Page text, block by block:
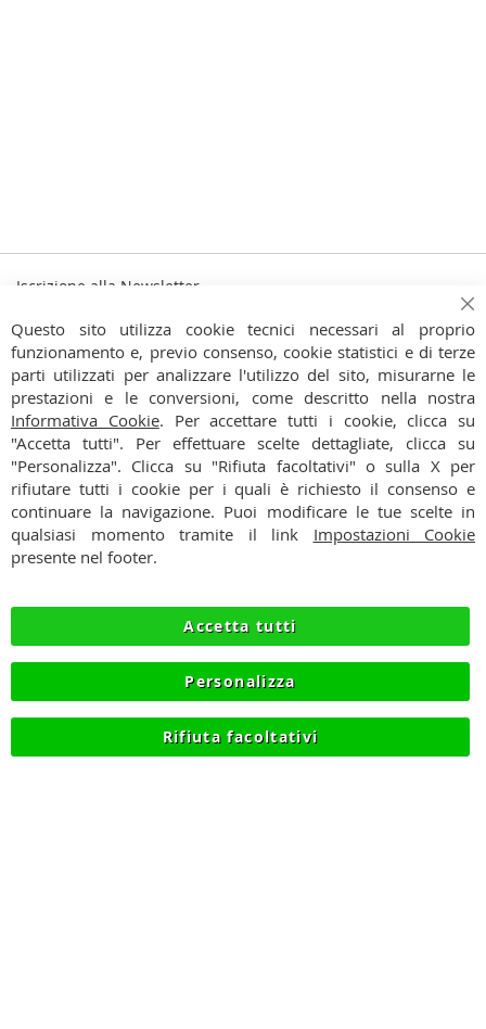
Iscrizione alla Newsletter
alla
nostra
Newsletter:
Iscriviti
Ho preso visione dell'Informativa Privacy
CONTATTI
CONDIZIONI
PAGAMENTI
PRIVACY
RECESSO
COOKIE
© 2012-2026 NIKMART.IT - P.IVA IT03420740130 - TEL
Questo sito utilizza cookie tecnici necessari al proprio
funzionamento e, previo consenso, cookie statistici e di terze
parti utilizzati per analizzare l'utilizzo del sito, misurarne le
prestazioni e le conversioni, come descritto nella nostra
Informativa Cookie. Per accettare tutti i cookie, clicca su
"Accetta tutti". Per effettuare scelte dettagliate, clicca su
"Personalizza". Clicca su "Rifiuta facoltativi" o sulla X per
rifiutare tutti i cookie per i quali è richiesto il consenso e
continuare la navigazione. Puoi modificare le tue scelte in
qualsiasi momento tramite il link Impostazioni Cookie
presente nel footer.
Accetta tutti
Personalizza
Rifiuta facoltativi